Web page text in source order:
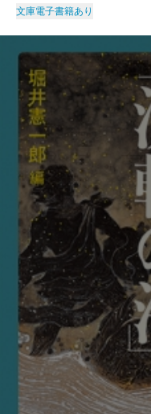
文庫電子書籍あり